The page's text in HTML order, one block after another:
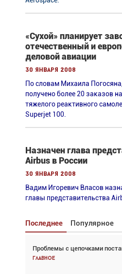
«Сухой» планирует
отечественный и
деловой авиации
30 января 2008
По словам Михаила
получено более 20 заказов
тяжелого реактивного
Superjet 100.
Назначен глава
Airbus в России
30 января 2008
Вадим Игоревич Власов
главы представительства
Последнее Популярное
Проблемы с цепочками
Главное
Взгляд с высоты: тандем
спасательных операциях